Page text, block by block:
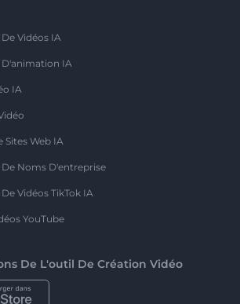
Vidéos IA
IA
IA
Sites Web IA
Noms D'entreprise
Vidéos TikTok IA
YouTube
De L'outil De Création Vidéo